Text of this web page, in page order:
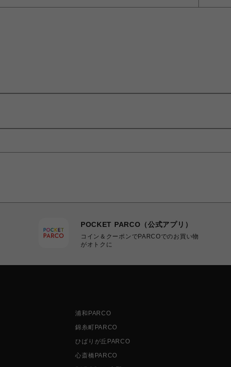
POCKET PARCO（公式アプリ）
コイン＆クーポンでPARCOでのお買い物
がオトクに
浦和PARCO
錦糸町PARCO
ひばりが丘PARCO
心斎橋PARCO